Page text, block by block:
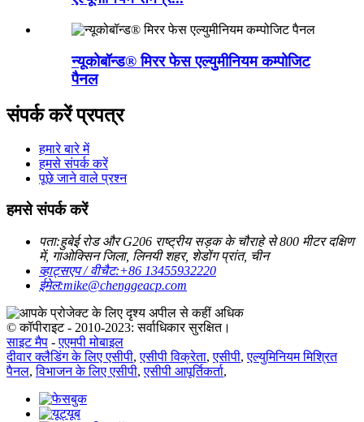
न्यूकोबॉन्ड® मिरर फेस एल्युमीनियम कम्पोजिट
पैनल
संपर्क करें प्रपत्र
हमारे बारे में
हमसे संपर्क करें
पूछे जाने वाले प्रश्न
हमसे संपर्क करें
पता:हुबेई रोड और G206 राष्ट्रीय सड़क के चौराहे से 800 मीटर दक्षिण
में, गाओक्सिन जिला, लिनयी शहर, शेडोंग प्रांत, चीन
व्हाट्सएप / वीचैट:+86 13455932220
ईमेल:mike@chenggeacp.com
© कॉपीराइट - 2010-2023: सर्वाधिकार सुरक्षित।
साइट मैप -एएमपी मोबाइल
दीवार क्लैडिंग के लिए एसीपी,एसीपी विक्रेता,एसीपी,एल्युमिनियम मिश्रित
पैनल,विभाजन के लिए एसीपी,एसीपी आपूर्तिकर्ता,